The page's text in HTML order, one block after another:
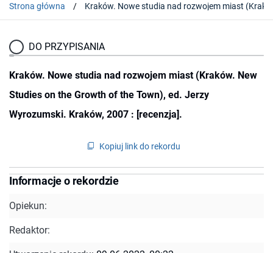
Strona główna
DO PRZYPISANIA
Kraków. Nowe studia nad rozwojem miast (Kraków. New
Studies on the Growth of the Town), ed. Jerzy
Wyrozumski. Kraków, 2007 : [recenzja].
Kopiuj link do rekordu
Informacje o rekordzie
Opiekun:
Redaktor: